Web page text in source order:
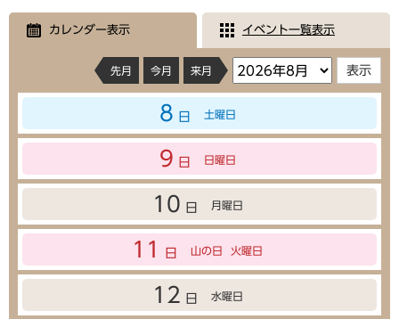
カレンダー表示 イベント一覧表示
先月 今月 来月
8 日 土曜日
9 日 日曜日
10 日 月曜日
11 日 山の日 火曜日
12 日 水曜日